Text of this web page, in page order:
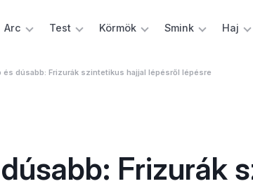
Arc Test Körmök Smink Haj
és dúsabb: Frizurák szintetikus hajjal lépésről lépésre
Frizurák